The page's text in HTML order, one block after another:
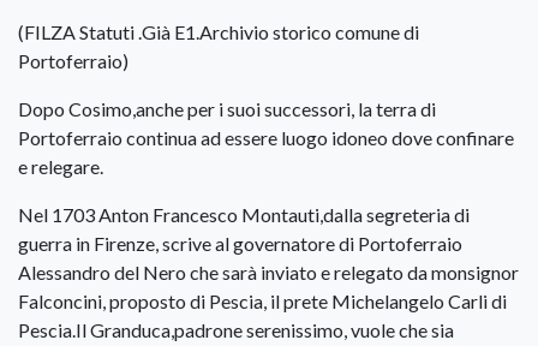
(FILZA Statuti .Già E1.Archivio storico comune di
Portoferraio)
Dopo Cosimo,anche per i suoi successori, la terra di
Portoferraio continua ad essere luogo idoneo dove confinare
e relegare.
Nel 1703 Anton Francesco Montauti,dalla segreteria di
guerra in Firenze, scrive al governatore di Portoferraio
Alessandro del Nero che sarà inviato e relegato da monsignor
Falconcini, proposto di Pescia, il prete Michelangelo Carli di
Pescia.Il Granduca,padrone serenissimo, vuole che sia